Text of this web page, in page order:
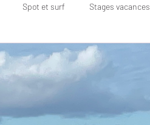
Spot et surf Stages vacances
Météo surf Poyo Mag